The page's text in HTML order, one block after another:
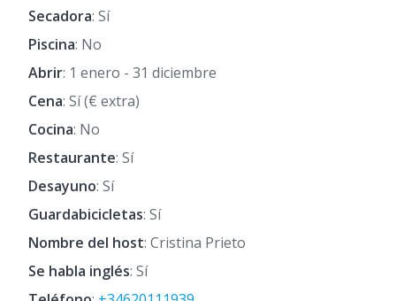
Secadora: Sí
Piscina: No
Abrir: 1 enero - 31 diciembre
Cena: Sí (€ extra)
Cocina: No
Restaurante: Sí
Desayuno: Sí
Guardabicicletas: Sí
Nombre del host: Cristina Prieto
Se habla inglés: Sí